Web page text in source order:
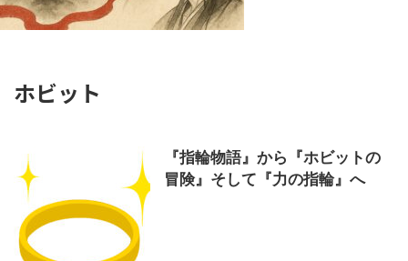
ホビット
『指輪物語』から『ホビットの
冒険』そして『力の指輪』へ